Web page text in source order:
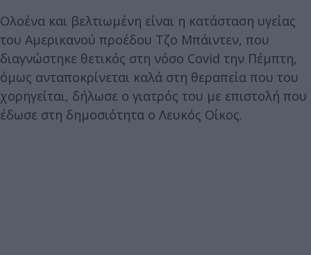
Ολοένα και βελτιωμένη είναι η κατάσταση υγείας
του Αμερικανού προέδου Τζο Μπάιντεν, που
διαγνώστηκε θετικός στη νόσο Covid την Πέμπτη,
όμως ανταποκρίνεται καλά στη θεραπεία που του
χορηγείται, δήλωσε ο γιατρός του με επιστολή που
έδωσε στη δημοσιότητα ο Λευκός Οίκος.